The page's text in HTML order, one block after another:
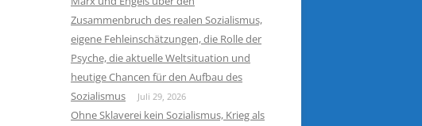
Zusammenbruch des realen Sozialismus,
eigene Fehleinschätzungen, die Rolle der
Psyche, die aktuelle Weltsituation und
heutige Chancen für den Aufbau des
Sozialismus
Juli 29, 2026
Ohne Sklaverei kein Sozialismus, Krieg als